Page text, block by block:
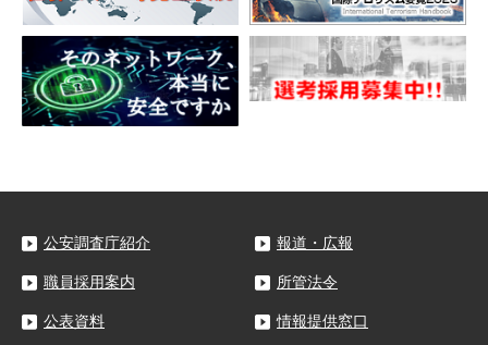
公安調査庁紹介 報道・広報
職員採用案内 所管法令
公表資料 情報提供窓口